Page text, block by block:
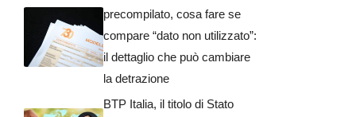
precompilato, cosa fare se
compare “dato non utilizzato”:
il dettaglio che può cambiare
la detrazione
BTP Italia, il titolo di Stato